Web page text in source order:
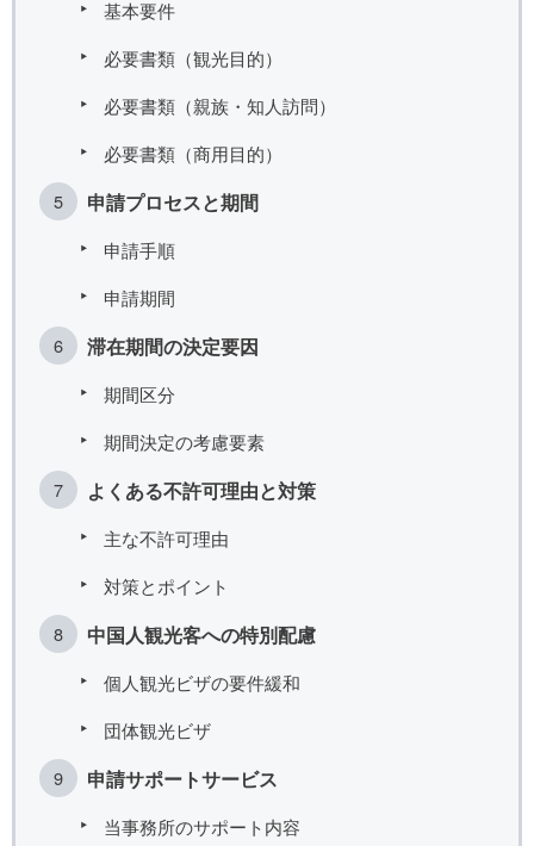
基本要件
必要書類（観光目的）
必要書類（親族・知人訪問）
必要書類（商用目的）
申請プロセスと期間
申請手順
申請期間
滞在期間の決定要因
期間区分
期間決定の考慮要素
よくある不許可理由と対策
主な不許可理由
対策とポイント
中国人観光客への特別配慮
個人観光ビザの要件緩和
団体観光ビザ
申請サポートサービス
当事務所のサポート内容